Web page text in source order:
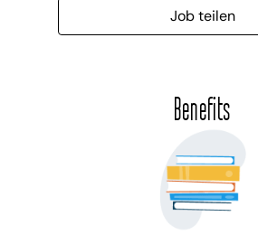
Job teilen
Benefits